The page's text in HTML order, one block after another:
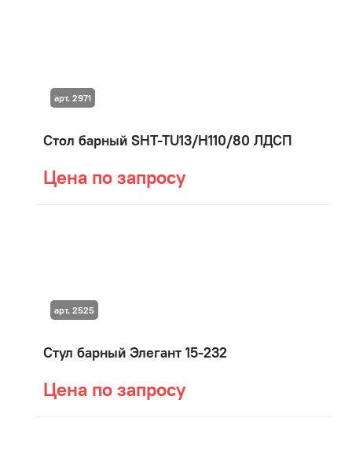
Стол барный SHT-TU13/H110/80 ЛДСП
Цена по запросу
арт. 2971
Стул барный Элегант 15-232
Цена по запросу
арт. 2525